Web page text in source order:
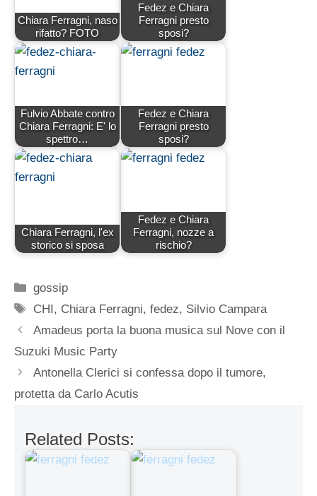
Chiara Ferragni, naso
rifatto? FOTO
Fedez e Chiara
Ferragni presto
sposi?
Fulvio Abbate contro
Chiara Ferragni: E' lo
spettro…
Fedez e Chiara
Ferragni presto
sposi?
Chiara Ferragni, l'ex
storico si sposa
Fedez e Chiara
Ferragni, nozze a
rischio?
Categorie
gossip
Tag
CHI, Chiara Ferragni,fedez, Silvio Campara
Amadeus porta la buona musica sul Nove con il
Suzuki Music Party
Antonella Clerici si confessa dopo il tumore,
protetta da Carlo Acutis
Related Posts: